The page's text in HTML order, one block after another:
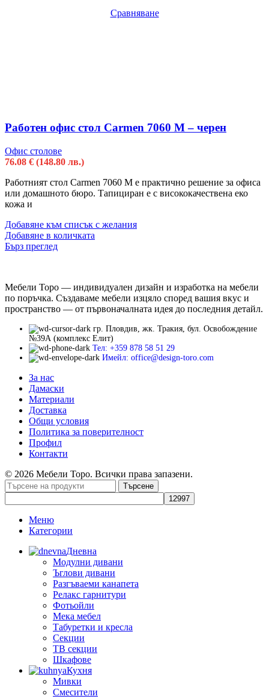
Сравняване
Работен офис стол Carmen 7060 M – черен
Офис столове
76.08 € (148.80 лв.)
Работният стол Carmen 7060 M е практично решение за офиса
или домашното бюро. Тапициран е с висококачествена еко
кожа и
Добавяне към списък с желания
Добавяне в количката
Бърз преглед
Мебели Торо — индивидуален дизайн и изработка на мебели
по поръчка. Създаваме мебели изцяло според вашия вкус и
пространство — от първоначалната идея до последния детайл.
гр. Пловдив, жк. Тракия, бул. Освобождение
№39А (комплекс Елит)
Тел: +359 878 58 51 29
Имейл: office@design-toro.com
За нас
Дамаски
Материали
Доставка
Общи условия
Политика за поверителност
Профил
Контакти
© 2026 Мебели Торо. Всички права запазени.
Търсене
Меню
Категории
Дневна
Модулни дивани
Ъглови дивани
Разгъваеми канапета
Релакс гарнитури
Фотьойли
Мека мебел
Табуретки и кресла
Секции
ТВ секции
Шкафове
Кухня
Мивки
Смесители